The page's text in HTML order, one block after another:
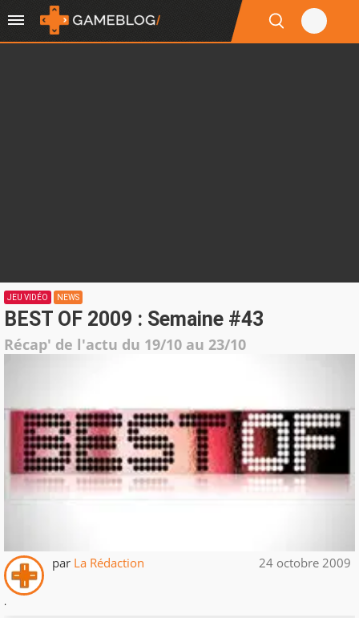
JEU VIDÉO NEWS
BEST OF 2009 : Semaine #43
Récap' de l'actu du 19/10 au 23/10
par La Rédaction 24 octobre 2009
.